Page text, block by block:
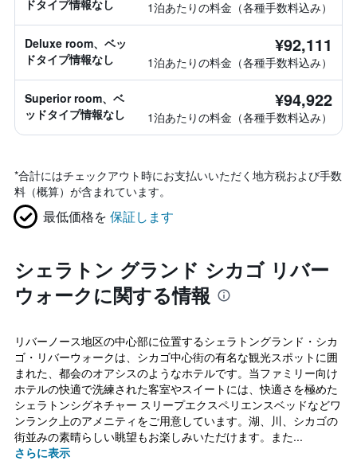
ドタイプ情報なし 1泊あたりの料金（各種手数料込み）
Deluxe room、ベッ
ドタイプ情報なし
¥92,111
1泊あたりの料金（各種手数料込み）
Superior room、ベ
ッドタイプ情報なし
¥94,922
1泊あたりの料金（各種手数料込み）
*合計にはチェックアウト時にお支払いいただく地方税および手数
料（概算）が含まれています。
最低価格を 保証します
シェラトン グランド シカゴ リバー
ウォークに関する情報
リバーノース地区の中心部に位置するシェラトングランド・シカ
ゴ・リバーウォークは、シカゴ中心街の有名な観光スポットに囲
まれた、都会のオアシスのようなホテルです。当ファミリー向け
ホテルの快適で洗練された客室やスイートには、快適さを極めた
シェラトンシグネチャー スリープエクスペリエンスベッドなどワ
ンランク上のアメニティをご用意しています。湖、川、シカゴの
街並みの素晴らしい眺望もお楽しみいただけます。また...
さらに表示